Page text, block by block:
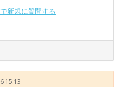
新規に質問する
15:13